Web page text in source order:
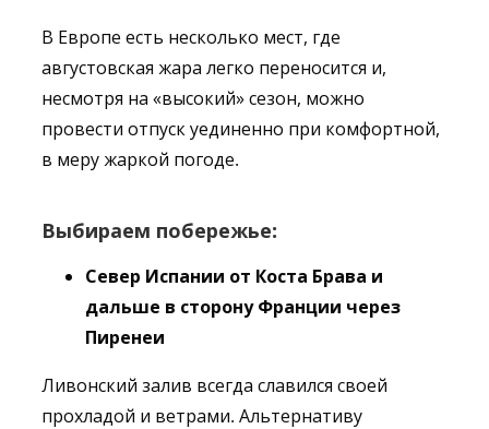
В Европе есть несколько мест, где
августовская жара легко переносится и,
несмотря на «высокий» сезон, можно
провести отпуск уединенно при комфортной,
в меру жаркой погоде.
Выбираем побережье:
Север Испании от Коста Брава и
дальше в сторону Франции через
Пиренеи
Ливонский залив всегда славился своей
прохладой и ветрами. Альтернативу